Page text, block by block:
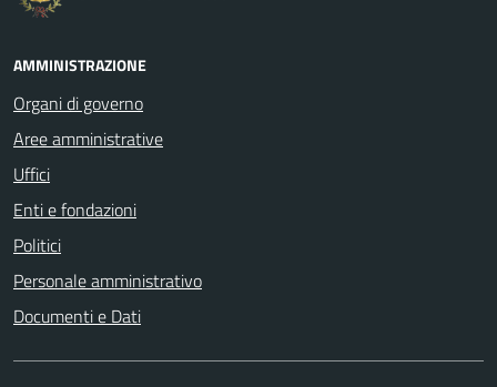
AMMINISTRAZIONE
Organi di governo
Aree amministrative
Uffici
Enti e fondazioni
Politici
Personale amministrativo
Documenti e Dati